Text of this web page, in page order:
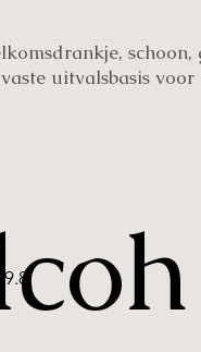
schoon,
uitvalsbasis voor